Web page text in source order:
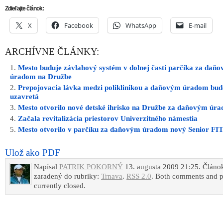
Zdieľajte článok:
X Facebook WhatsApp E-mail
ARCHÍVNE ČLÁNKY:
Mesto buduje závlahový systém v dolnej časti parčíka za
úradom na Družbe
Prepojovacia lávka medzi poliklinikou a daňovým úradom
uzavretá
Mesto otvorilo nové detské ihrisko na Družbe za daňovým
Začala revitalizácia priestorov Univerzitného námestia
Mesto otvorilo v parčíku za daňovým úradom nový Senior
Ulož ako PDF
Napísal PATRIK POKORNÝ 13. augusta 2009 21:25.
zaradený do rubriky: Trnava. RSS 2.0. Both comments and
currently closed.